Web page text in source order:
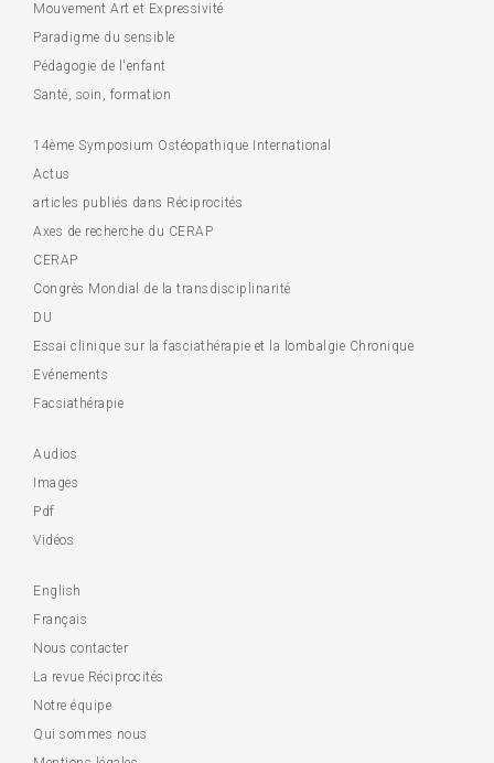
Mouvement Art et Expressivité
Paradigme du sensible
Pédagogie de l'enfant
Santé, soin, formation
14ème Symposium Ostéopathique International
Actus
articles publiés dans Réciprocités
Axes de recherche du CERAP
CERAP
Congrès Mondial de la transdisciplinarité
DU
Essai clinique sur la fasciathérapie et la lombalgie Chronique
Evénements
Facsiathérapie
Audios
Images
Pdf
Vidéos
English
Français
Nous contacter
La revue Réciprocités
Notre équipe
Qui sommes nous